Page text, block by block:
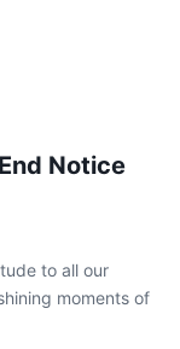
Notice
to all our
moments of